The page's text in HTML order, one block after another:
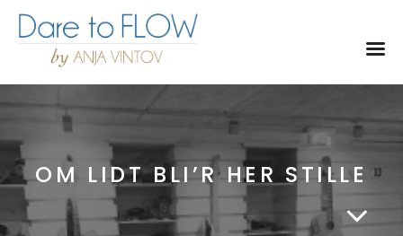
OM LIDT BLI’R HER STILLE